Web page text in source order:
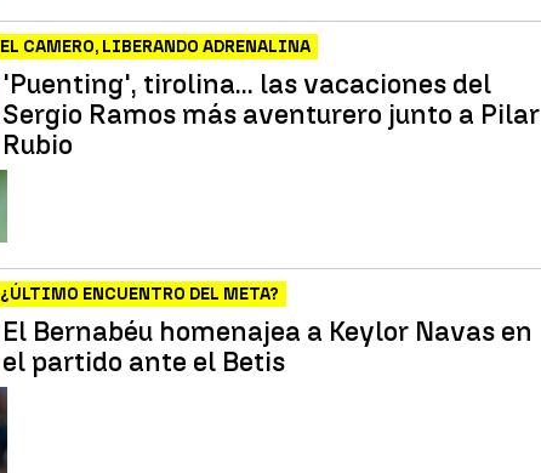
EL CAMERO, LIBERANDO ADRENALINA
'Puenting', tirolina... las vacaciones del
Sergio Ramos más aventurero junto a Pilar
Rubio
¿ÚLTIMO ENCUENTRO DEL META?
El Bernabéu homenajea a Keylor Navas en
el partido ante el Betis